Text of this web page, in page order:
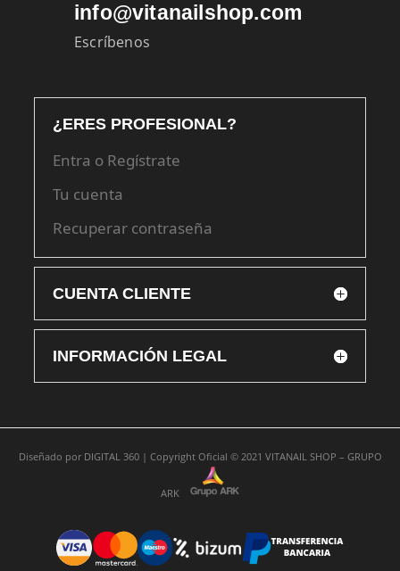
info@vitanailshop.com
Escríbenos
¿ERES PROFESIONAL?
Entra o Regístrate
Tu cuenta
Recuperar contraseña
CUENTA CLIENTE
INFORMACIÓN LEGAL
Diseñado por DIGITAL 360 | Copyright Oficial © 2021 VITANAIL SHOP – GRUPO
ARK